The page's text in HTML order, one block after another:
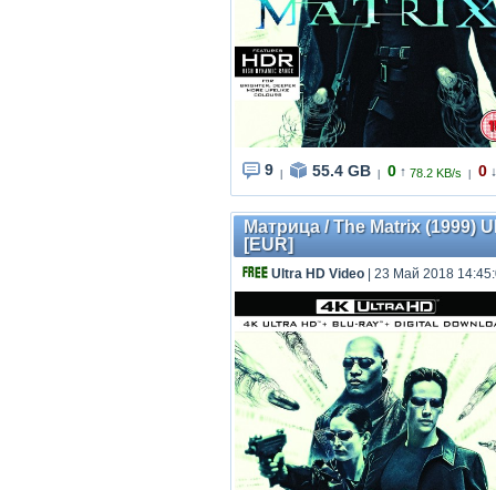
9 55.4 GB 0 ↑ 78.2 KB/s 0 ↓
Матрица / The Matrix (1999)
[EUR]
Ultra HD Video | 23 Май 2018